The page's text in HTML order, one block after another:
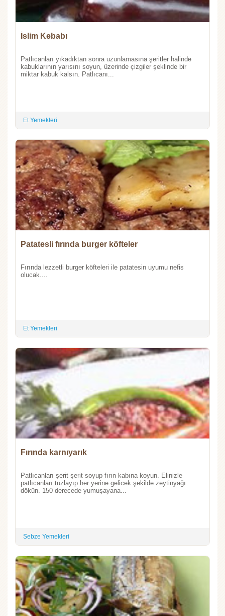
İslim Kebabı
Patlıcanları yıkadıktan sonra uzunlamasına şeritler halinde
kabuklarının yarısını soyun, üzerinde çizgiler şeklinde bir
miktar kabuk kalsın. Patlıcanı...
Et Yemekleri
Patatesli fırında burger köfteler
Fırında lezzetli burger köfteleri ile patatesin uyumu nefis
olucak....
Et Yemekleri
Fırında karnıyarık
Patlıcanları şerit şerit soyup fırın kabına koyun. Elinizle
patlıcanları tuzlayıp her yerine gelicek şekilde zeytinyağı
dökün. 150 derecede yumuşayana...
Sebze Yemekleri